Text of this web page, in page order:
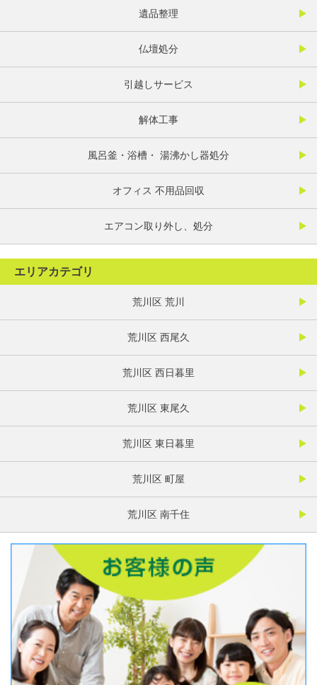
遺品整理
仏壇処分
引越しサービス
解体工事
風呂釜・浴槽・ 湯沸かし器処分
オフィス 不用品回収
エアコン取り外し、処分
エリアカテゴリ
荒川区 荒川
荒川区 西尾久
荒川区 西日暮里
荒川区 東尾久
荒川区 東日暮里
荒川区 町屋
荒川区 南千住